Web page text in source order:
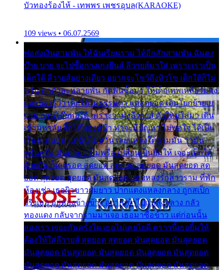
บัวทองร้องไห้ - เทพพร เพชรอุบล(KARAOKE)
109 views • 06.07.2569
พ่อส่งเงินสามพัน ให้ฉันเรียนราม ได้อีกสักสามพัน ฉันคง
บ๊าย บาย จะไปซื้อกางเกงยีนส์ ลีวายส์มาใส่ เพราะเราเป็น
เด็กใต้ ลีวายส์อย่างเดียว อยากจะโชว์ถึงหิวโซ เด็กใต้ก็ไม่
หวั่น ตกตัวละหลายพัน กัดฟันซื้อมา ให้เด็กเทพเหลียวมอง
และต้องรู้ว่า เด็กใต้ไม่ธรรมดา แต่สุดยอด เดินโยกย้ายเย
ยวน กวนโอ๊ยพอได้ เพราะว่านุ่งลีวายส์ ตัวใหม่ใส่มา เดิน
เข้ามหาลัย จิ๊กโก๊มองหน้า ท่าจะมีปัญหา ไม่พอใจ ได้เป็น
เรื่องแน่นอน แต่ฉันไม่หวั่น เลยแหลงใต้ถามมัน ว่ามัน
พรั่นพรือ มันตอบว่าไม่พรื่อ เปลี่ยนเป็นยิ้มให้ เจอะเด็กใต้
ด้วยกัน ก็เลยรอด สุดยอด สุดยอด สุดยอด มันสุดยอด สุด
ยอด สุดยอด สุดยอด มันสุดยอด แอบหลงรักสาวราม ที่พัก
ห้องเช่า เธอผิวขาวผมยาว ปากแดงแหลงกลาง ถูกสเป็ก
จริงเธอ อยู่ห้องข้างข้าง อยากเข้าไปแหลงกลาง กลัว
ทองแดง กลับจากรามมาเจอ เธอมาซื้อข้าว แต่ก่อนนั้น
สองเรา เจอะกันครั้งใด เธอไม่เคยไยดี คราวนี้เธอยิ้มให้
ต้องให้ใส่ลีวายส์ สุดยอด สุดยอด มันสุดยอด มันสุดยอด
มันสุดยอด มันสุดยอด มันสุดยอด มันสุดยอด มันสุดยอด
มันสุดยอด มันสุดยอด มันสุดยอด มันสุดยอด มันสุดยอด